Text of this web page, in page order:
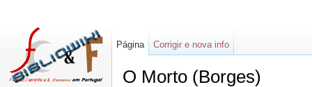
O Morto (Borges)
Página Corrigir e nova info